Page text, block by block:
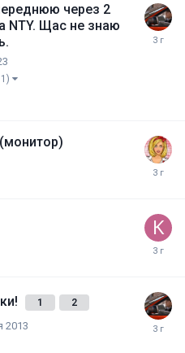
через 2
NTY. Щас не знаю
1 2
2013